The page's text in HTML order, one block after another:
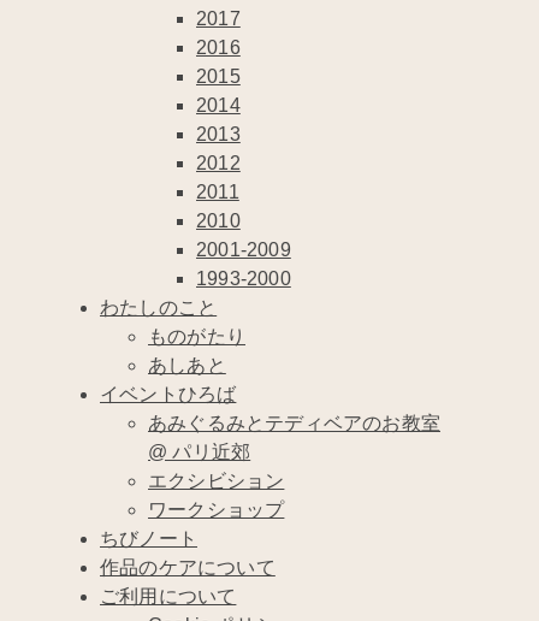
2017
2016
2015
2014
2013
2012
2011
2010
2001-2009
1993-2000
わたしのこと
ものがたり
あしあと
イベントひろば
あみぐるみとテディベアのお教室
@ パリ近郊
エクシビション
ワークショップ
ちびノート
作品のケアについて
ご利用について